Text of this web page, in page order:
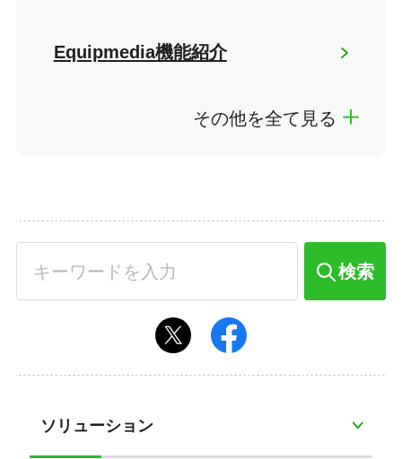
Equipmedia機能紹介
その他を全て見る
検索
ソリューション